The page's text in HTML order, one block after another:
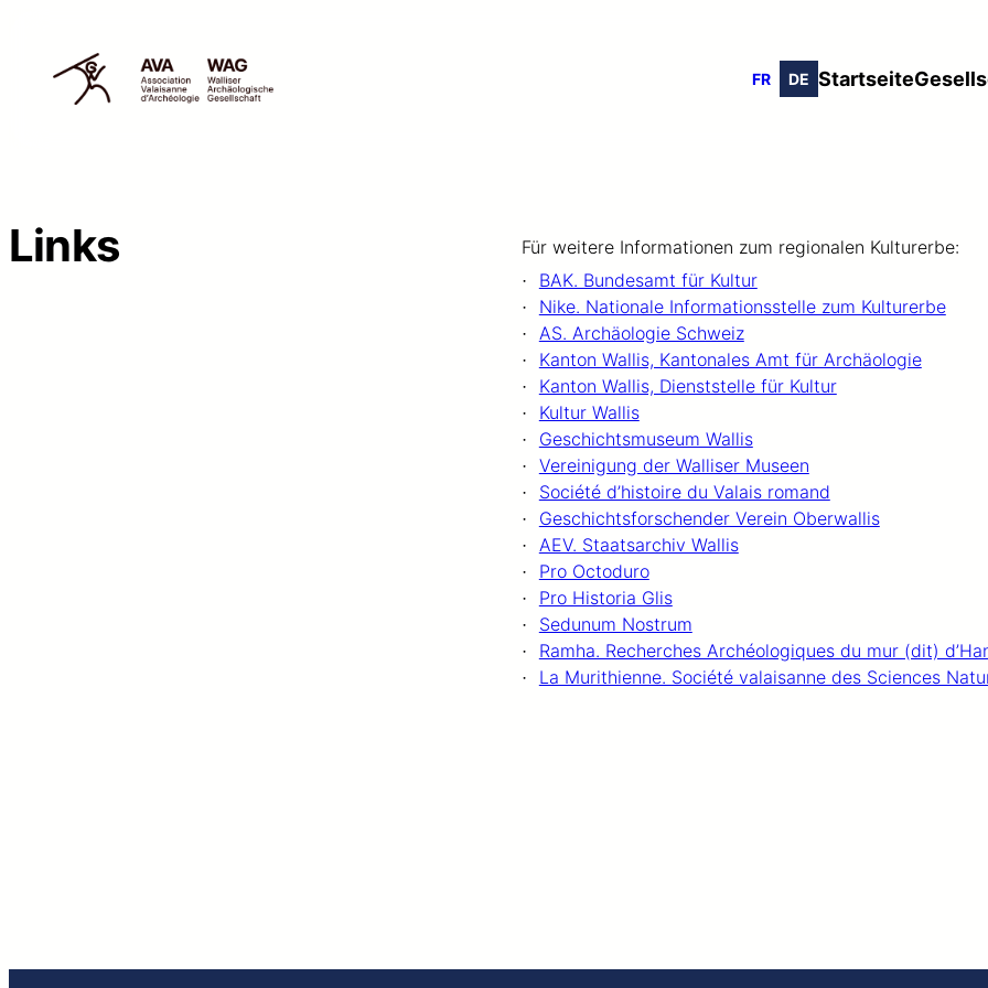
FR DE Startseite
Links
Für weitere Informationen zum regionalen Kulturerbe:
BAK. Bundesamt für Kultur
Nike. Nationale Informationsstelle zum Kulturerbe
AS. Archäologie Schweiz
Kanton Wallis, Kantonales Amt für Archäologie
Kanton Wallis, Dienststelle für Kultur
Kultur Wallis
Geschichtsmuseum Wallis
Vereinigung der Walliser Museen
Société d’histoire du Valais romand
Geschichtsforschender Verein Oberwallis
AEV. Staatsarchiv Wallis
Pro Octoduro
Pro Historia Glis
Sedunum Nostrum
Ramha. Recherches Archéologiques du mur (dit)
La Murithienne. Société valaisanne des Sciences